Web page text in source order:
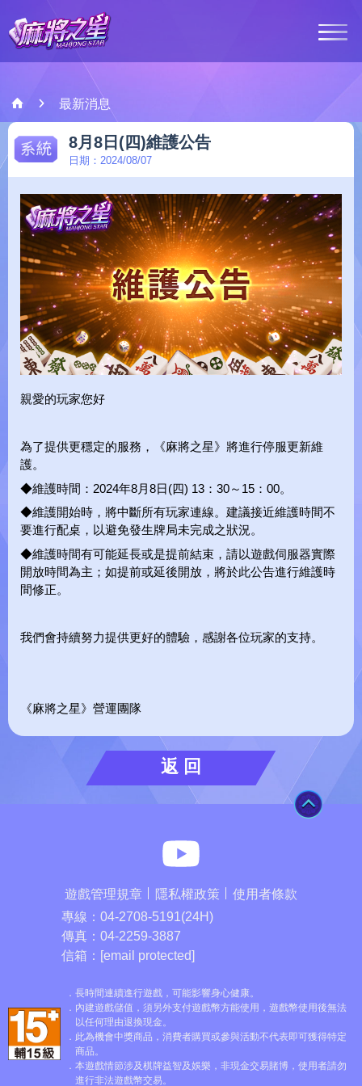
最新消息
遊戲介紹
客服中心
會員登入
Google Play立
LOADING...
最新消息
系統8月8日(四)維護公告
日期：2024/08/07
親愛的玩家您好
為了提供更穩定的服務，《麻將之星》將進行停服更新維
護。
◆維護時間：2024年8月8日(四) 13：30～15：00。
◆維護開始時，將中斷所有玩家連線。建議接近維護時間不
要進行配桌，以避免發生牌局未完成之狀況。
◆維護時間有可能延長或是提前結束，請以遊戲伺服器實際
開放時間為主；如提前或延後開放，將於此公告進行維護時
間修正。
我們會持續努力提供更好的體驗，感謝各位玩家的支持。
《麻將之星》營運團隊
返 回
TOP
麻將之星
遊戲管理規章 隱私權政策
使用者條款
專線：04-2708-5191(24H)
傳真：04-2259-3887
信箱： [email protected]
長時間連續進行遊戲，可能影響身心健康。
內建遊戲儲值，須另外支付遊戲幣方能使用，遊戲幣使用後無法
以任何理由退換現金。
此為機會中獎商品，消費者購買或參與活動不代表即可獲得特定
商品。
本遊戲情節涉及棋牌益智及娛樂，非現金交易賭博，使用者請勿
進行非法遊戲幣交易。